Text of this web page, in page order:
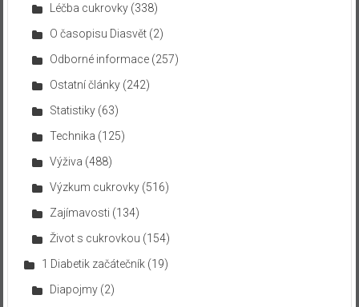
Léčba cukrovky(338)
O časopisu Diasvět(2)
Odborné informace(257)
Ostatní články(242)
Statistiky(63)
Technika (125)
Výživa (488)
Výzkum cukrovky(516)
Zajímavosti (134)
Život s cukrovkou (154)
1 Diabetik začátečník(19)
Diapojmy(2)